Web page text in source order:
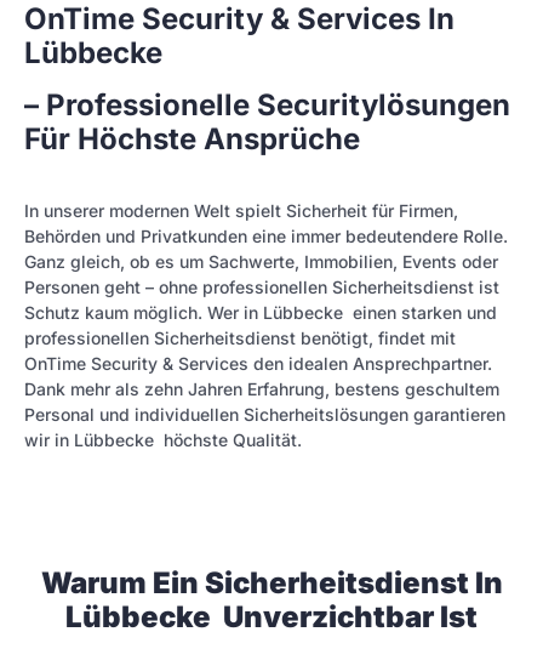
OnTime Security & Services In
Lübbecke
– Professionelle Securitylösungen
Für Höchste Ansprüche
In unserer modernen Welt spielt Sicherheit für Firmen,
Behörden und Privatkunden eine immer bedeutendere Rolle.
Ganz gleich, ob es um Sachwerte, Immobilien, Events oder
Personen geht – ohne professionellen Sicherheitsdienst ist
Schutz kaum möglich. Wer in Lübbecke einen starken und
professionellen Sicherheitsdienst benötigt, findet mit
OnTime Security & Services den idealen Ansprechpartner.
Dank mehr als zehn Jahren Erfahrung, bestens geschultem
Personal und individuellen Sicherheitslösungen garantieren
wir in Lübbecke höchste Qualität.
Warum Ein Sicherheitsdienst In
Lübbecke Unverzichtbar Ist